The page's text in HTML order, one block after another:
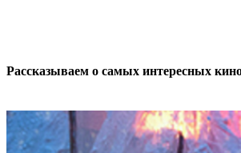
Рассказываем о самых интересных